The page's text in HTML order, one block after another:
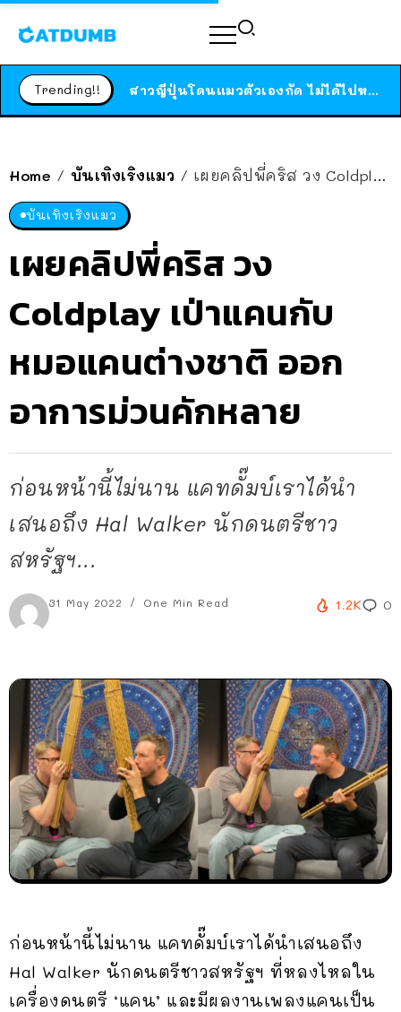
Trending!! ได้เวลาเด็กหนวดรวมตัว RF Online Next เปิดให้เล่นแล้ว เกม Sci-Fi MMORPG ระดับตำนาน เล่นได้ทั้งมือถือและ PC
Home / บันเทิงเริงแมว / เผยคลิปพี่คริส วง Coldplay เป่าแคนกับหมอแคนต่างชาติ ออกอาการม่วนคักหลาย
บันเทิงเริงแมว
เผยคลิปพี่คริส วง
Coldplay เป่าแคนกับ
หมอแคนต่างชาติ ออก
อาการม่วนคักหลาย
ก่อนหน้านี้ไม่นาน แคทดั๊มบ์เราได้นำ
เสนอถึง Hal Walker นักดนตรีชาว
สหรัฐฯ...
31 May 2022 One Min Read 1.2K 0
ก่อนหน้านี้ไม่นาน แคทดั๊มบ์เราได้นำเสนอถึง
Hal Walker นักดนตรีชาวสหรัฐฯ ที่หลงไหลใน
เครื่องดนตรี ‘แคน’ และมีผลงานเพลงแคนเป็น